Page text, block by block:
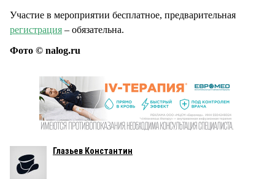
Участие в мероприятии бесплатное, предварительная
регистрация – обязательна.
Фото © nalog.ru
Глазьев Константин